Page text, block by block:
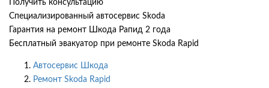
Получить консультацию
Специализированный автосервис Skoda
Гарантия на ремонт Шкода Рапид 2 года
Бесплатный эвакуатор при ремонте Skoda Rapid
Автосервис Шкода
Ремонт Skoda Rapid